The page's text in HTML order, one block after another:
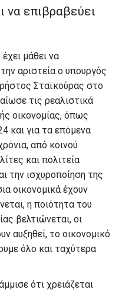
να επιβραβεύει
μάθει να
αριστεία ο υπουργός
Σταϊκούρας στο
τις ρεαλιστικά
οικονομίας, όπως
και για τα επόμενα
από κοινού
και πολιτεία
την ισχυροποίηση της
οικονομικά έχουν
η ποιότητα του
βελτιώνεται, οι
αυξηθεί, το οικονομικό
όλο και ταχύτερα
ότι χρειάζεται